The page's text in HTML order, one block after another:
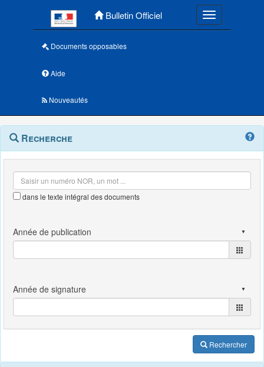
Bulletin Officiel Toggle
Documents opposables
Aide
Nouveautés
Navigation
outils
Menu
contextuel
Recherche
dans le texte intégral des documents
Rechercher